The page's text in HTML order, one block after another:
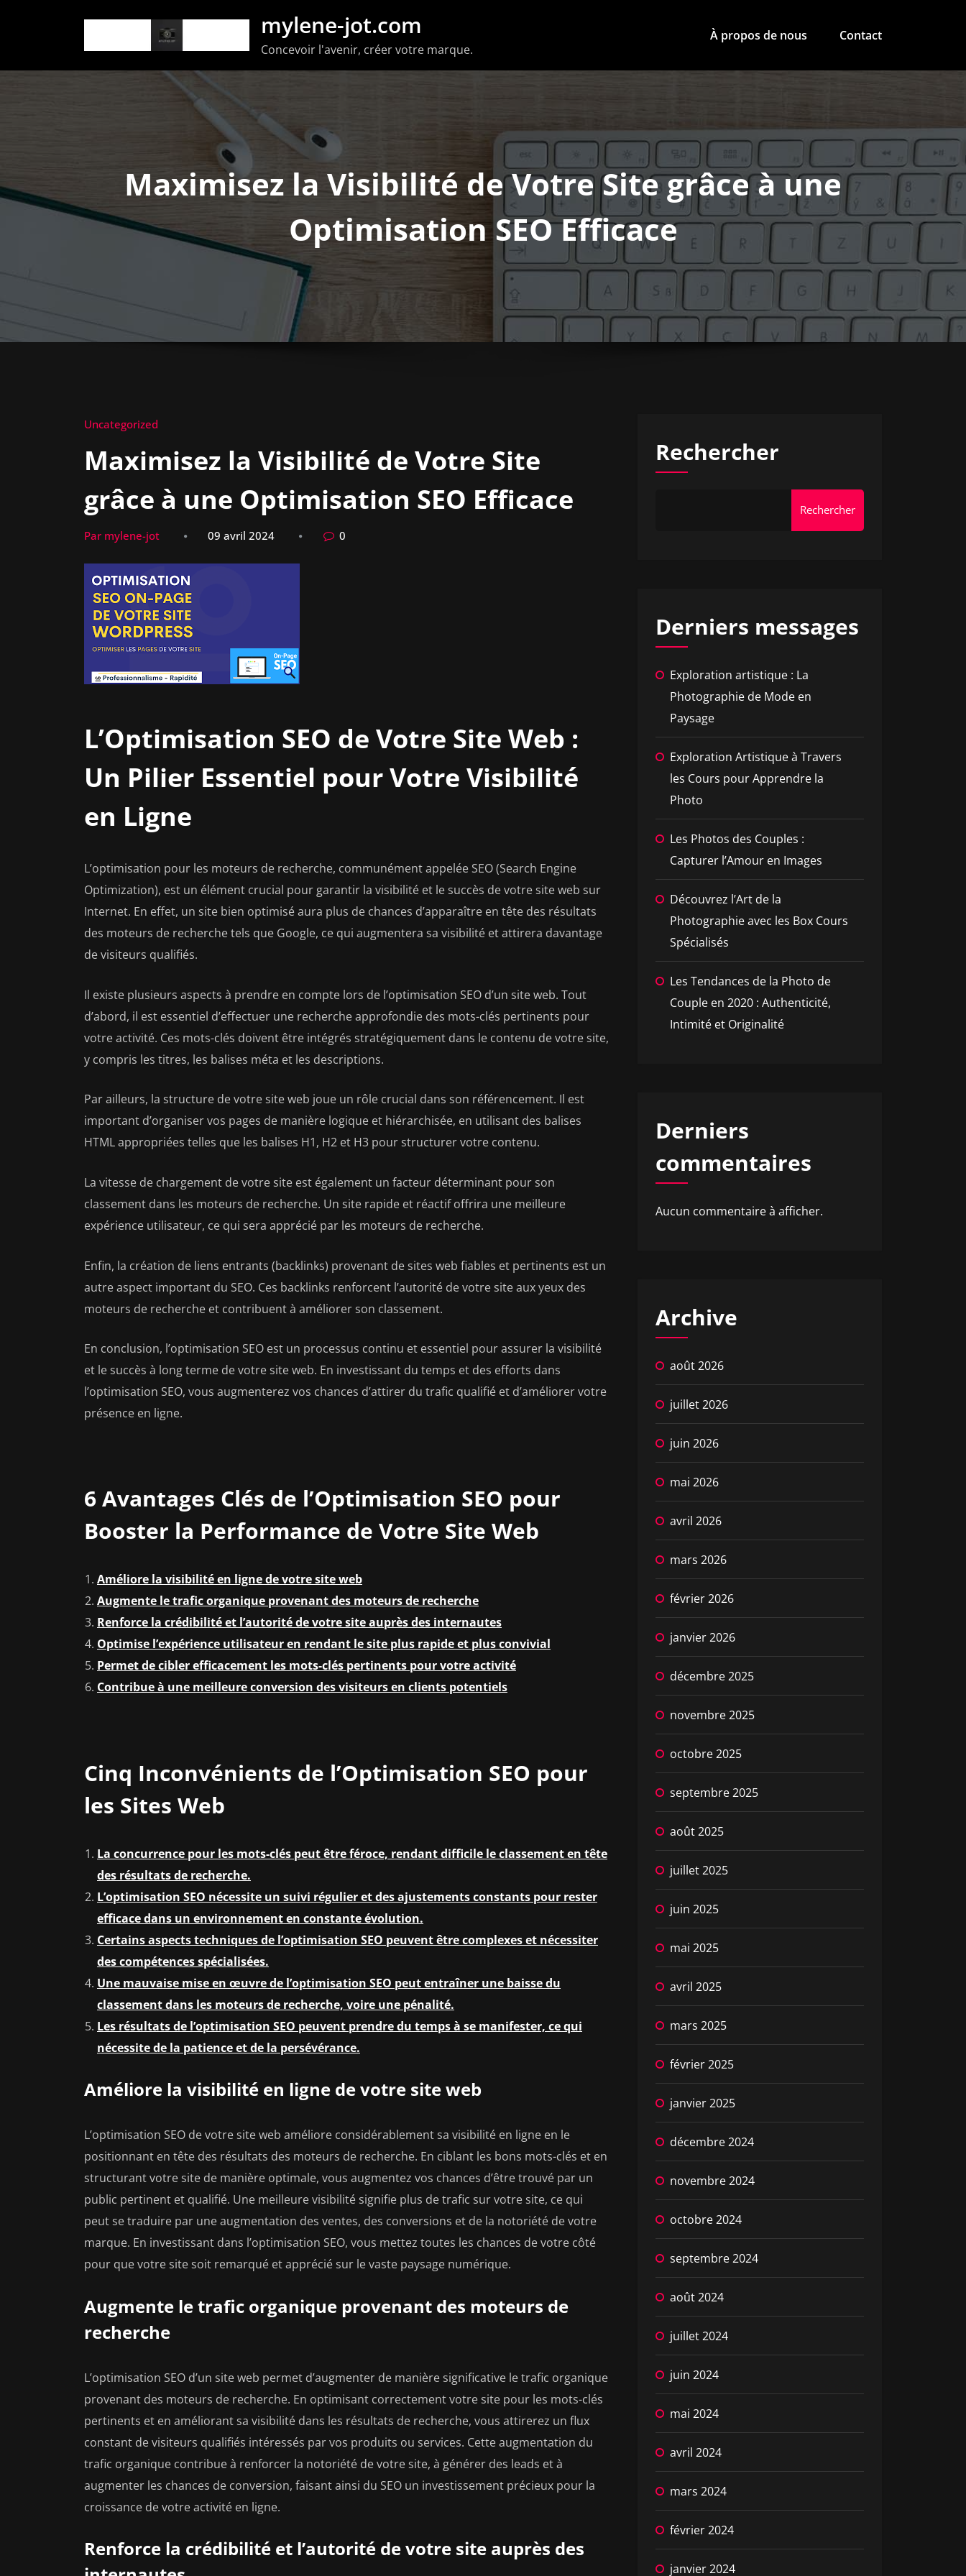
mylene-jot.com
Concevoir l'avenir, créer votre marque.
À propos de nous Contact
Maximisez la Visibilité de Votre Site grâce à une
Optimisation SEO Efficace
Uncategorized
Maximisez la Visibilité de Votre Site
grâce à une Optimisation SEO Efficace
Par mylene-jot 09 avril 2024 0
L’Optimisation SEO de Votre Site Web :
Un Pilier Essentiel pour Votre Visibilité
en Ligne
L’optimisation pour les moteurs de recherche, communément appelée SEO (Search Engine
Optimization), est un élément crucial pour garantir la visibilité et le succès de votre site web sur
Internet. En effet, un site bien optimisé aura plus de chances d’apparaître en tête des résultats
des moteurs de recherche tels que Google, ce qui augmentera sa visibilité et attirera davantage
de visiteurs qualifiés.
Il existe plusieurs aspects à prendre en compte lors de l’optimisation SEO d’un site web. Tout
d’abord, il est essentiel d’effectuer une recherche approfondie des mots-clés pertinents pour
votre activité. Ces mots-clés doivent être intégrés stratégiquement dans le contenu de votre site,
y compris les titres, les balises méta et les descriptions.
Par ailleurs, la structure de votre site web joue un rôle crucial dans son référencement. Il est
important d’organiser vos pages de manière logique et hiérarchisée, en utilisant des balises
HTML appropriées telles que les balises H1, H2 et H3 pour structurer votre contenu.
La vitesse de chargement de votre site est également un facteur déterminant pour son
classement dans les moteurs de recherche. Un site rapide et réactif offrira une meilleure
expérience utilisateur, ce qui sera apprécié par les moteurs de recherche.
Enfin, la création de liens entrants (backlinks) provenant de sites web fiables et pertinents est un
autre aspect important du SEO. Ces backlinks renforcent l’autorité de votre site aux yeux des
moteurs de recherche et contribuent à améliorer son classement.
En conclusion, l’optimisation SEO est un processus continu et essentiel pour assurer la visibilité
et le succès à long terme de votre site web. En investissant du temps et des efforts dans
l’optimisation SEO, vous augmenterez vos chances d’attirer du trafic qualifié et d’améliorer votre
présence en ligne.
6 Avantages Clés de l’Optimisation SEO pour
Booster la Performance de Votre Site Web
Améliore la visibilité en ligne de votre site web
Augmente le trafic organique provenant des moteurs de recherche
Renforce la crédibilité et l’autorité de votre site auprès des internautes
Optimise l’expérience utilisateur en rendant le site plus rapide et plus convivial
Permet de cibler efficacement les mots-clés pertinents pour votre activité
Contribue à une meilleure conversion des visiteurs en clients potentiels
Cinq Inconvénients de l’Optimisation SEO pour
les Sites Web
La concurrence pour les mots-clés peut être féroce, rendant difficile le classement en tête
des résultats de recherche.
L’optimisation SEO nécessite un suivi régulier et des ajustements constants pour rester
efficace dans un environnement en constante évolution.
Certains aspects techniques de l’optimisation SEO peuvent être complexes et nécessiter
des compétences spécialisées.
Une mauvaise mise en œuvre de l’optimisation SEO peut entraîner une baisse du
classement dans les moteurs de recherche, voire une pénalité.
Les résultats de l’optimisation SEO peuvent prendre du temps à se manifester, ce qui
nécessite de la patience et de la persévérance.
Améliore la visibilité en ligne de votre site web
L’optimisation SEO de votre site web améliore considérablement sa visibilité en ligne en le
positionnant en tête des résultats des moteurs de recherche. En ciblant les bons mots-clés et en
structurant votre site de manière optimale, vous augmentez vos chances d’être trouvé par un
public pertinent et qualifié. Une meilleure visibilité signifie plus de trafic sur votre site, ce qui
peut se traduire par une augmentation des ventes, des conversions et de la notoriété de votre
marque. En investissant dans l’optimisation SEO, vous mettez toutes les chances de votre côté
pour que votre site soit remarqué et apprécié sur le vaste paysage numérique.
Augmente le trafic organique provenant des moteurs de
recherche
L’optimisation SEO d’un site web permet d’augmenter de manière significative le trafic organique
provenant des moteurs de recherche. En optimisant correctement votre site pour les mots-clés
pertinents et en améliorant sa visibilité dans les résultats de recherche, vous attirerez un flux
constant de visiteurs qualifiés intéressés par vos produits ou services. Cette augmentation du
trafic organique contribue à renforcer la notoriété de votre site, à générer des leads et à
augmenter les chances de conversion, faisant ainsi du SEO un investissement précieux pour la
croissance de votre activité en ligne.
Renforce la crédibilité et l’autorité de votre site auprès des
Rechercher
Rechercher
Derniers messages
Exploration artistique : La
Photographie de Mode en
Paysage
Exploration Artistique à Travers
les Cours pour Apprendre la
Photo
Les Photos des Couples :
Capturer l’Amour en Images
Découvrez l’Art de la
Photographie avec les Box Cours
Spécialisés
Les Tendances de la Photo de
Couple en 2020 : Authenticité,
Intimité et Originalité
Derniers
commentaires
Aucun commentaire à afficher.
Archive
août 2026
juillet 2026
juin 2026
mai 2026
avril 2026
mars 2026
février 2026
janvier 2026
décembre 2025
novembre 2025
octobre 2025
septembre 2025
août 2025
juillet 2025
juin 2025
mai 2025
avril 2025
mars 2025
février 2025
janvier 2025
décembre 2024
novembre 2024
octobre 2024
septembre 2024
août 2024
juillet 2024
juin 2024
mai 2024
avril 2024
mars 2024
février 2024
janvier 2024